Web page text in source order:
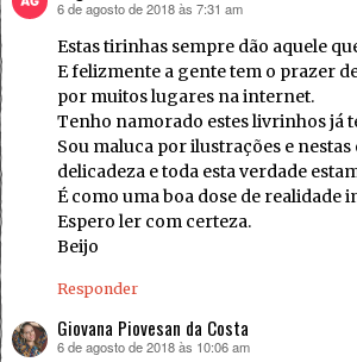
disse:
6 de agosto de 2018 às 7:31 am
Estas tirinhas sempre dão aquele
E felizmente a gente tem o prazer
por muitos lugares na internet.
Tenho namorado estes livrinhos já
Sou maluca por ilustrações e nestas
delicadeza e toda esta verdade
É como uma boa dose de realidade
Espero ler com certeza.
Beijo
Responder
Giovana Piovesan da Costa
disse:
6 de agosto de 2018 às 10:06 am